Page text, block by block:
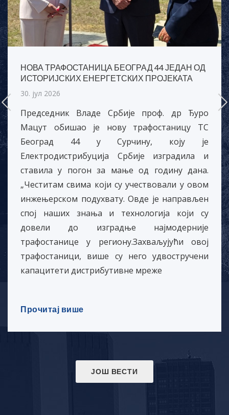
НОВА ТРАФОСТАНИЦА БЕОГРАД 44 ЈЕДАН ОД
ИСТОРИЈСКИХ ЕНЕРГЕТСКИХ ПРОЈЕКАТА
30. јул 2026
Председник Владе Србије проф. др Ђуро
Мацут обишао је нову трафостаницу ТС
Београд 44 у Сурчину, коју је
Електродистрибуција Србије изградила и
ставила у погон за мање од годину дана.
„Честитам свима који су учествовали у овом
инжењерском подухвату. Овде је направљен
спој наших знања и технологија који су
довели до изградње најмодерније
трафостанице у региону.Захваљујући овој
трафостаници, више су него удвостручени
капацитети дистрибутивне мреже
Прочитај више
ЈОШ ВЕСТИ